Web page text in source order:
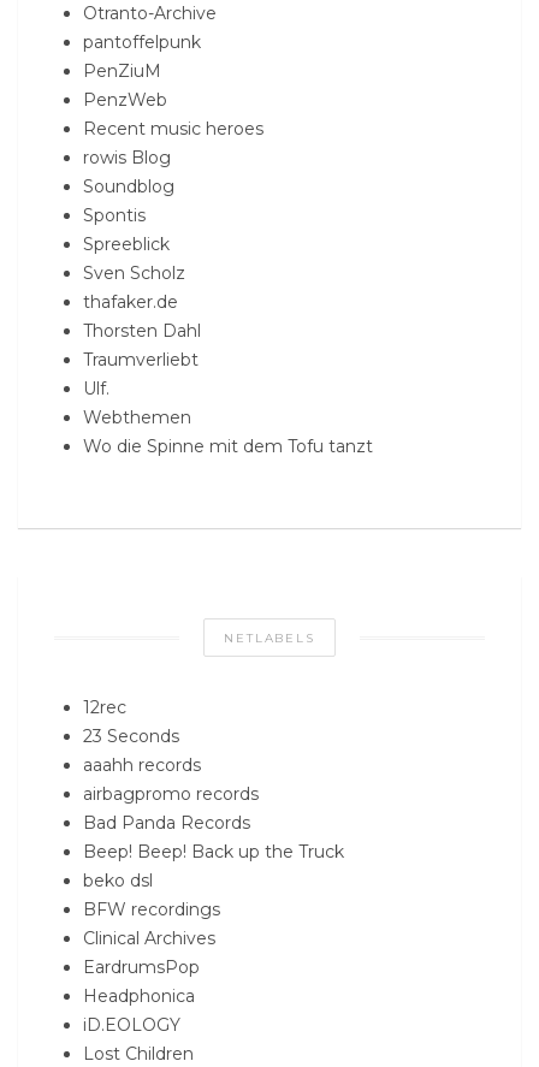
Otranto-Archive
pantoffelpunk
PenZiuM
PenzWeb
Recent music heroes
rowis Blog
Soundblog
Spontis
Spreeblick
Sven Scholz
thafaker.de
Thorsten Dahl
Traumverliebt
Ulf.
Webthemen
Wo die Spinne mit dem Tofu tanzt
NETLABELS
12rec
23 Seconds
aaahh records
airbagpromo records
Bad Panda Records
Beep! Beep! Back up the Truck
beko dsl
BFW recordings
Clinical Archives
EardrumsPop
Headphonica
iD.EOLOGY
Lost Children